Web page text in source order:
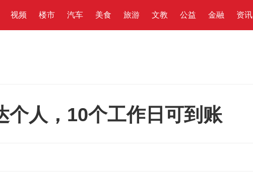
视频 楼市 汽车 美食 旅游 文教 公益 金融 资讯
个人，10个工作日可到账